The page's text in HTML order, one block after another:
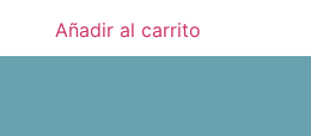
Añadir al carrito